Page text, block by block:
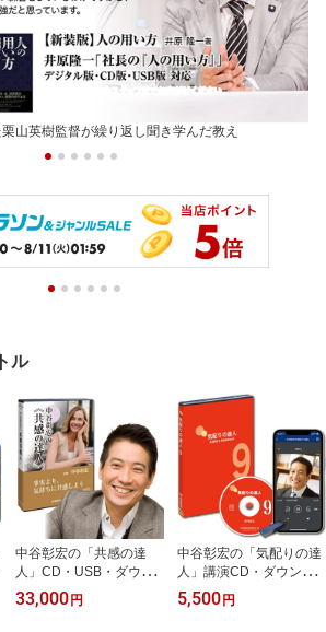
山英樹監督が繰り返し聞き学んだ教え
ル
中谷彰宏の「共感の達
人」CD・USB・ダウン
ロード／作家 中谷彰宏／
日本経営合理化協会【講
33,000円
中谷彰宏の「気配りの達
人」講演CD・ダウンロ
ード パート9／作家 中谷
彰宏／日本経営合理化協
5,500円